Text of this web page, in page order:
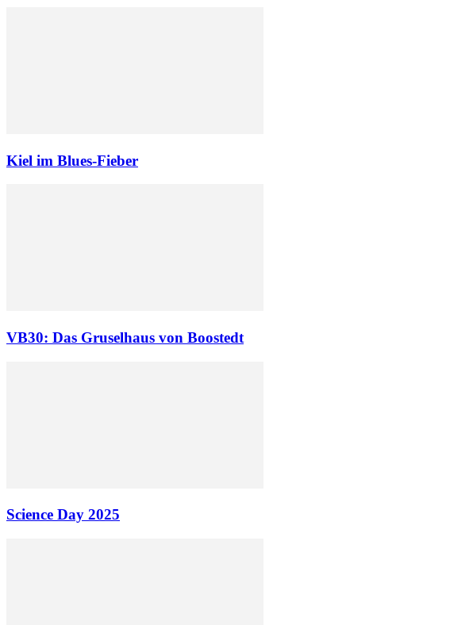
Kiel im Blues-Fieber
VB30: Das Gruselhaus von Boostedt
Science Day 2025